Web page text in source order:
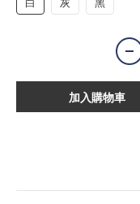
加入購物車